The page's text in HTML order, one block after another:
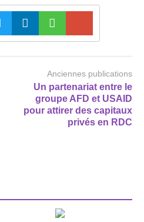
Anciennes publications
Un partenariat entre le
groupe AFD et USAID
pour attirer des capitaux
privés en RDC